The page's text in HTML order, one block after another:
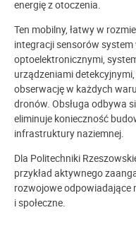
energię z otoczenia.
Ten mobilny, łatwy w
integracji sensorów
optoelektronicznymi,
urządzeniami
obserwację w każdych
dronów. Obsługa odbywa
eliminuje konieczność
infrastruktury naziemnej.
Dla Politechniki
przykład aktywnego
rozwojowe odpowiadające
i społeczne.